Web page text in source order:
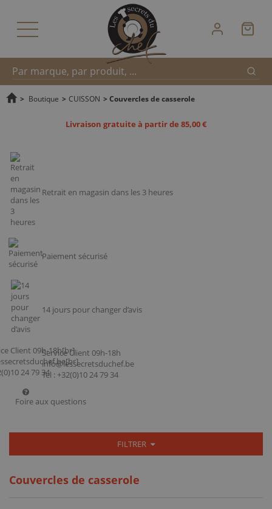
Recherche
> Boutique > CUISSON > Couvercles de casserole
Livraison gratuite à partir de 85,00 €
Retrait en magasin dans les 3 heures
Paiement sécurisé
14 jours pour changer d’avis
Service Client 09h-18h
info@lessecretsduchef.be
Tel : +32(0)10 24 79 34
Foire aux questions
FILTRER
Couvercles de casserole